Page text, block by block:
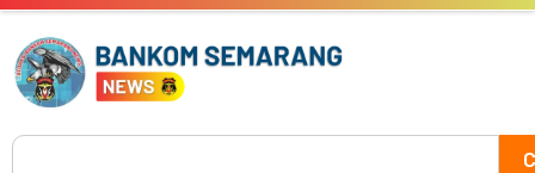
Skip
content
Search